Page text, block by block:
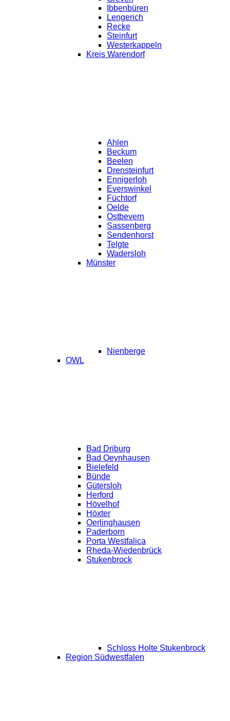
Ibbenbüren
Lengerich
Recke
Steinfurt
Westerkappeln
Kreis Warendorf
Ahlen
Beckum
Beelen
Drensteinfurt
Ennigerloh
Everswinkel
Füchtorf
Oelde
Ostbevern
Sassenberg
Sendenhorst
Telgte
Wadersloh
Münster
Nienberge
OWL
Bad Driburg
Bad Oeynhausen
Bielefeld
Bünde
Gütersloh
Herford
Hövelhof
Höxter
Oerlinghausen
Paderborn
Porta Westfalica
Rheda-Wiedenbrück
Stukenbrock
Schloss Holte Stukenbrock
Region Südwestfalen